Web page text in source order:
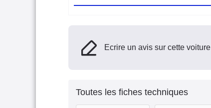
Ecrire un avis sur cette voiture
Toutes les fiches techniques